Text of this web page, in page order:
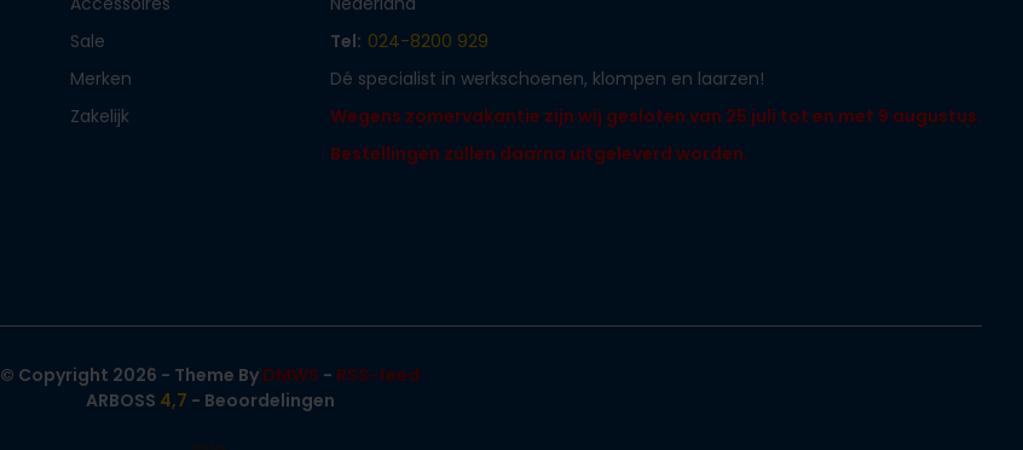
Sale
Merken
Zakelijk
Tel: 024-8200 929
Dé specialist in werkschoenen, klompen en laarzen!
Wegens zomervakantie zijn wij gesloten van 25 juli tot en met 9 augustus.
Bestellingen zullen daarna uitgeleverd worden.
© Copyright 2026 - Theme By DMWS - RSS-feed
ARBOSS 4,7 - Beoordelingen